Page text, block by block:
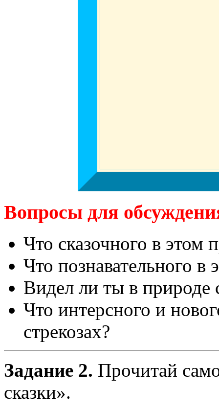
Вопросы для
Что сказочного в этом
Что познавательного в
Видел ли ты в природе
Что интерсного и
стрекозах?
Задание 2. Прочитай
сказки».